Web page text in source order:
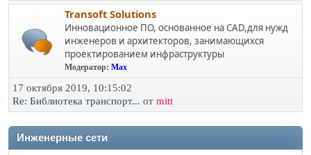
Transoft Solutions
Инновационное ПО, основанное на CAD,для нужд
инженеров и архитекторов, занимающихся
проектированием инфраструктуры
Модератор: Max
17 октября 2019, 10:15:02
Re: Библиотека транспорт... от mitt
Инженерные сети